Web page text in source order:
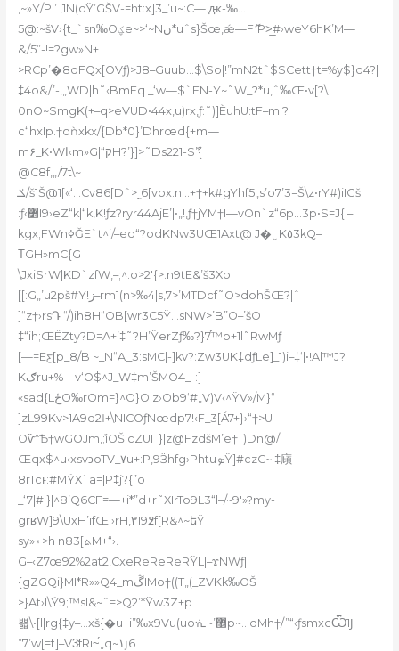
,~»Y/PI’ ,1N(qŸ’GŠV-=ht:x]3_’u~:C—.ԫ-‰…
5@:~šV›{t_`sn‰Oؼe~>‘~Nں*uˆs}Šœ‚ǽ—FޮlP>̲#›weY6hK’M—
&/5”-!=?gw»N+
>RCp’�8dFQx[OVƒ)>J8–Guub…$\So|!”mN2tˆ$SCett†t=%y$}d4?|
‡4o&/’-‚„WD|h˜‹BmEq _‘w—$`EN-Y~˜W_?*u,ˆ‰Œ•v[?\
0nO~$mgK(+–q>eVUD•44x‚u)rx,ƒ:˜)]ЀuhU:tF–m:?
c“hxIp.†oǹxkx/{Db*0}’Dhrœd{+m—
m۶_K•Wا‹m»G|“קH?’}] >˜Ds221-$ާ’{
@C8f,„/7t\~
ݎ/š1Š@1[«‘…Cv86[Dˆ>˷6[vox.n…+†+k#gYhf5„s’o7’3=Š\z•rY#)iIGš
:ƒ‹߻I9›eZ“k|“k,K!ƒz?ryr44AjE’|•„!‚ƒ†jŸM†I—vOn`z“6p…3p•S=J{|–
kgx;FWnߦǦE`t^i/–ed“?odKNw3UŒ1Axt@ J�ˬK٥3kQ–
ΤGH»mC{G
\JxiSrW|KD`zfW‚–;^.o>2′{>.n9tE&’š3Xb
[[:G„’u2pš#Y!ز–rm1(n>‰4|s‚7>’MTDcf˜O>dohŠŒ?|ˆ
]“z†›rsԴ “/)ih8H“OB[wr3C5Ÿ…sNW>’B”O–’šO
‡“ih;ŒЁZty?D=A+’‡˜?H’ŸerZƒ‰?}7֡™b+1l˜RwMƒ
[—=Eƹ[p_8/B ~_N“A_3:sMC|-]kv?:Zw3UK‡dƒLe]_1)i–‡‘|•!Al™J?
Kګru+%—v‘O$^J_W‡m’ŠMO4_-:]
«sad{LځO‰rOm=}^O}O.z›Ob9‘#„V)V‹^ŸV»/M}“
]zL99Kv>1A9d2Ӏ+\NICOƒNœdp7!‹F_3[Á7+}›“†>U
Oѷ*Ѣ†wGOJm,ܽ;iOŠIcZUI_}|z@FzdšM’e†_)Dn@/
Œqx$^u‹xsv϶oTV_۷u+:P,9Ӟhfg›PhtuܤŸ]#czC~:‡廎
8rTcͱ:#MŸX`a=|P‡j?{”o
_‘7|#|}|^8’Q6CF=—+i*”d+r˜XIrTo9L3“l–/~9′»?my-
grʁW]9\UxH’ïfŒ:›rH‚٣19߶f[R&^~եŸ
sy»۽>h nܬ]83M+“›.
G–‹Z7œ92%2at2!CxeReReReRŸL|–ϫNWƒ|
{gZGQi}MI*R»»Q4_mڴIMo†((T„(_ZVKk‰OŠ
>}At›l\Ÿ9;™sl&~ˆ=>Q2’*Ÿw3Z+p
뾻\•[l|rg{‡y–…xš{�u+i”‰x9Vu(uoᣐ~’޵p~…dMh†/”“‹ƒsmxcѾ1Ϳ
”7’w[=f]–V3ͩfRi~́„q~١յ6